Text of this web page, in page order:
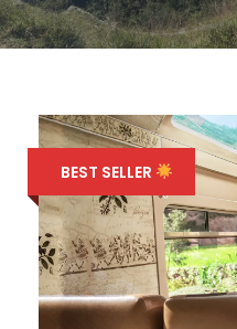
BEST SELLER